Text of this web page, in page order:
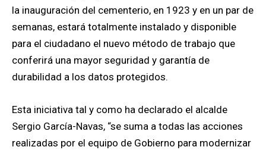
la inauguración del cementerio, en 1923 y en un par de
semanas, estará totalmente instalado y disponible
para el ciudadano el nuevo método de trabajo que
conferirá una mayor seguridad y garantía de
durabilidad a los datos protegidos.
Esta iniciativa tal y como ha declarado el alcalde
Sergio García-Navas, “se suma a todas las acciones
realizadas por el equipo de Gobierno para modernizar